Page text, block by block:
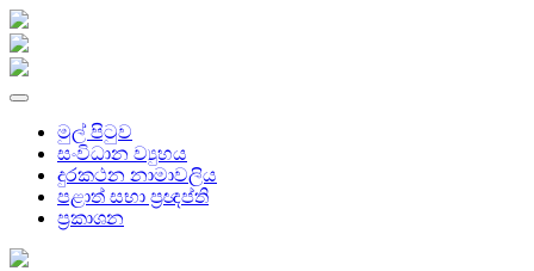
මුල් පිටුව
සංවිධාන ව්‍යුහය
දුරකථන නාමාවලිය
පළාත් සභා ප්‍රඥප්ති
ප්‍රකාශන